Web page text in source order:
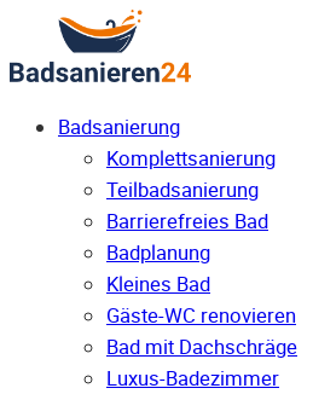
Badsanierung
Komplettsanierung
Teilbadsanierung
Barrierefreies Bad
Badplanung
Kleines Bad
Gäste-WC renovieren
Bad mit Dachschräge
Luxus-Badezimmer